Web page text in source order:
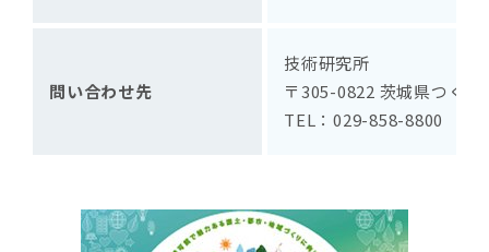
問い合わせ先
技術研究所
〒305-0822 茨城県つく
TEL：029-858-8800